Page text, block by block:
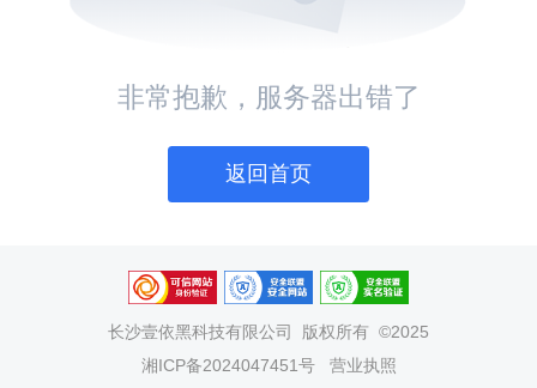
非常抱歉，服务器出错了
返回首页
长沙壹依黑科技有限公司
版权所有 ©2025
湘ICP备2024047451号
营业执照